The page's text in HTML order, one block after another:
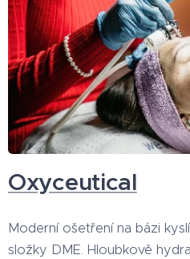
Oxyceutical
Moderní ošetření na bázi
složky DME. Hloubkově